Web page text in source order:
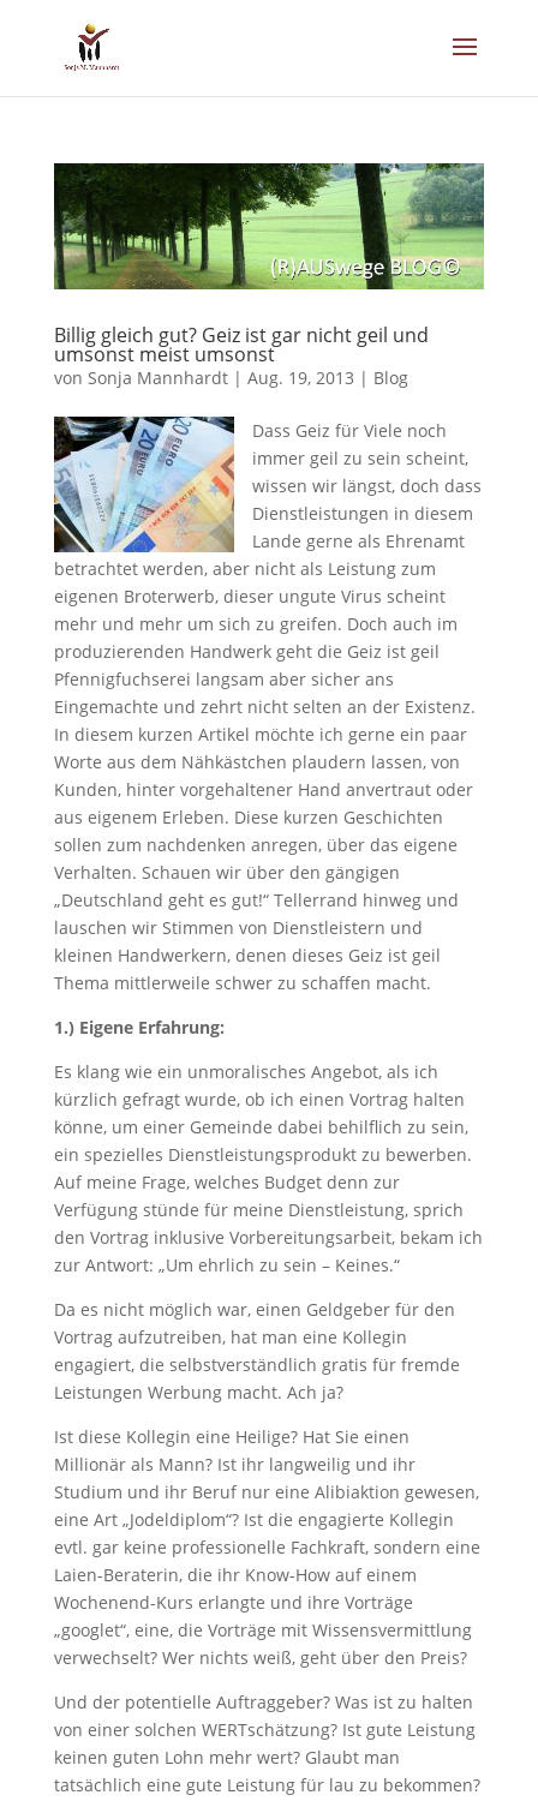
Billig gleich gut? Geiz ist gar nicht geil und
umsonst meist umsonst
von Sonja Mannhardt| Aug. 19, 2013 | Blog
Dass Geiz für Viele noch
immer geil zu sein scheint,
wissen wir längst, doch dass
Dienstleistungen in diesem
Lande gerne als Ehrenamt
betrachtet werden, aber nicht als Leistung zum
eigenen Broterwerb, dieser ungute Virus scheint
mehr und mehr um sich zu greifen. Doch auch im
produzierenden Handwerk geht die Geiz ist geil
Pfennigfuchserei langsam aber sicher ans
Eingemachte und zehrt nicht selten an der Existenz.
In diesem kurzen Artikel möchte ich gerne ein paar
Worte aus dem Nähkästchen plaudern lassen, von
Kunden, hinter vorgehaltener Hand anvertraut oder
aus eigenem Erleben. Diese kurzen Geschichten
sollen zum nachdenken anregen, über das eigene
Verhalten. Schauen wir über den gängigen
„Deutschland geht es gut!“ Tellerrand hinweg und
lauschen wir Stimmen von Dienstleistern und
kleinen Handwerkern, denen dieses Geiz ist geil
Thema mittlerweile schwer zu schaffen macht.
1.) Eigene Erfahrung:
Es klang wie ein unmoralisches Angebot, als ich
kürzlich gefragt wurde, ob ich einen Vortrag halten
könne, um einer Gemeinde dabei behilflich zu sein,
ein spezielles Dienstleistungsprodukt zu bewerben.
Auf meine Frage, welches Budget denn zur
Verfügung stünde für meine Dienstleistung, sprich
den Vortrag inklusive Vorbereitungsarbeit, bekam ich
zur Antwort: „Um ehrlich zu sein – Keines.“
Da es nicht möglich war, einen Geldgeber für den
Vortrag aufzutreiben, hat man eine Kollegin
engagiert, die selbstverständlich gratis für fremde
Leistungen Werbung macht. Ach ja?
Ist diese Kollegin eine Heilige? Hat Sie einen
Millionär als Mann? Ist ihr langweilig und ihr
Studium und ihr Beruf nur eine Alibiaktion gewesen,
eine Art „Jodeldiplom“? Ist die engagierte Kollegin
evtl. gar keine professionelle Fachkraft, sondern eine
Laien-Beraterin, die ihr Know-How auf einem
Wochenend-Kurs erlangte und ihre Vorträge
„googlet“, eine, die Vorträge mit Wissensvermittlung
verwechselt? Wer nichts weiß, geht über den Preis?
Und der potentielle Auftraggeber? Was ist zu halten
von einer solchen WERTschätzung? Ist gute Leistung
keinen guten Lohn mehr wert? Glaubt man
tatsächlich eine gute Leistung für lau zu bekommen?